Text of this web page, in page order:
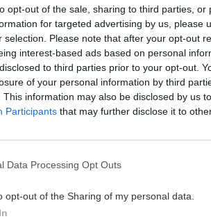
opt-out of the sale, sharing to third parties,
for targeted advertising by us, please
selection. Please note that after your opt-out
interest-based ads based on personal
to third parties prior to your opt-out.
of your personal information by third
This information may also be disclosed by us
Participants that may further disclose it to
Data Processing Opt Outs
opt-out of the Sharing of my personal data.
επίδομα σε περισσότερους από
φοιτητές του Πανεπιστημίου
ΕΛΛΑΔΑ
«Στέρεψε» η αγορά από
κυκλοφορίας: Χιλιάδες
παραμένουν αταξινόμητα
ΚΡΗΤΗ
Πυροσβεστικής στη Σητεία –